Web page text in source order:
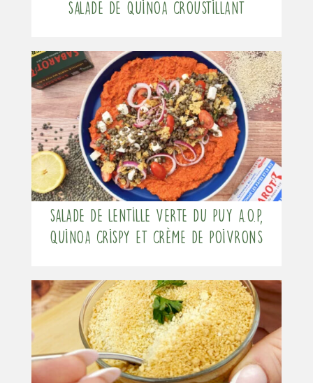
Salade de quinoa croustillant
Salade de Lentille verte du Puy A.O.P,
quinoa crispy et crème de poivrons